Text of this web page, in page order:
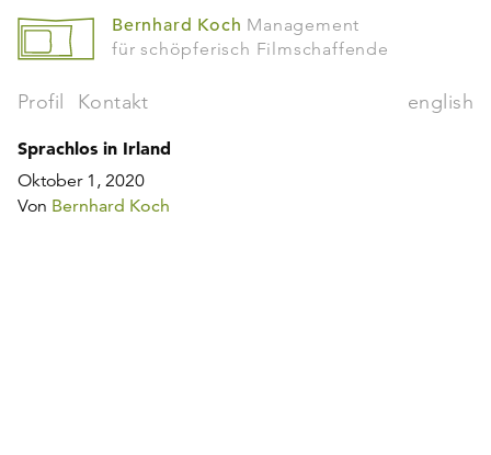
Bernhard Koch Management
für schöpferisch Filmschaffende
Profil Kontakt english
Sprachlos in Irland
Oktober 1, 2020
Von Bernhard Koch